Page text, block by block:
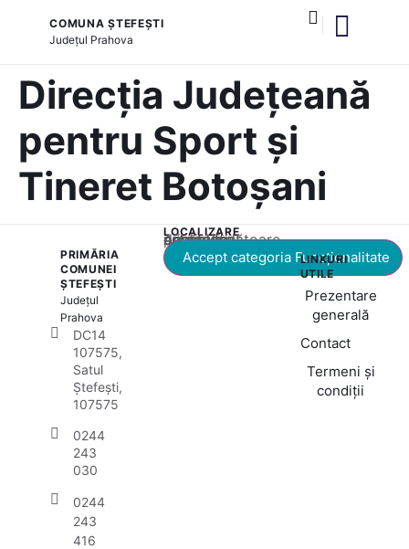
COMUNA ȘTEFEȘTI
Județul Prahova
Direcția Județeană
pentru Sport și
Tineret Botoșani
PRIMĂRIA
COMUNEI
ȘTEFEȘTI
Județul
Prahova
DC14
107575,
Satul
Ștefești,
107575
0244
243
030
0244
243
416
LOCALIZARE
Acest conținut este blocat până când acceptați categoria corespunzătoare de cookie-uri.
Accept categoria Funcționalitate
LINKURI
UTILE
Prezentare
generală
Contact
Termeni și
condiții